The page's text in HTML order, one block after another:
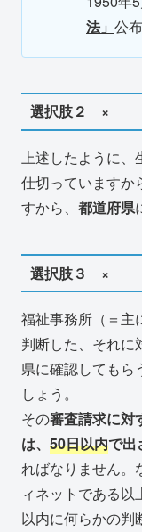
法」 公
選択肢２ ×
上述したように、
仕切っていますか
すから、 都道府県
選択肢３ ×
福祉事務所（＝主
判断した、それに
県に確認してもら
しょう。
その審査請求に対
は、 50日以内で出
ればなりません。
ィネットである
以内に何らかの判